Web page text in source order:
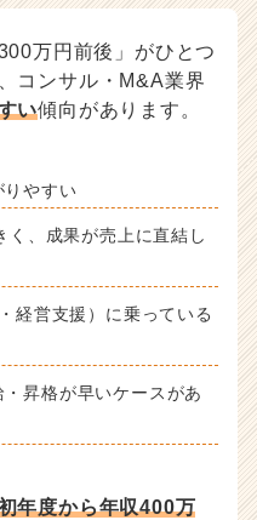
万円前後」がひとつ
コンサル・M&A業界
い傾向があります。
りやすい
く、成果が売上に直結し
経営支援）に乗っている
昇格が早いケースがあ
年度から年収400万